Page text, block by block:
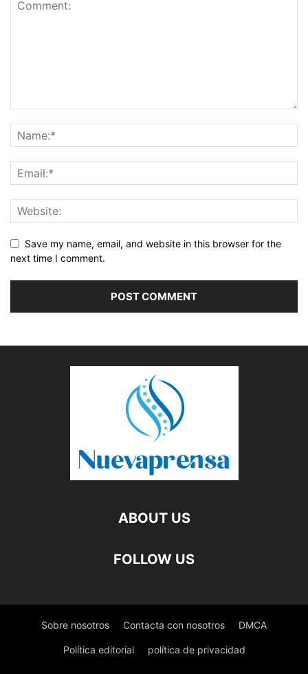
Save my name, email, and website in this browser for the
next time I comment.
ABOUT US
FOLLOW US
Sobre nosotros Contacta con nosotros DMCA
Política editorial política de privacidad